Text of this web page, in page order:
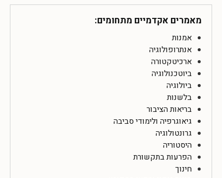
מאמרים אקדמיים מתחומים:
אמנות
אנתרופולוגיה
ארכיטקטורה
ביוטכנולוגיה
ביולוגיה
בלשנות
בריאות הציבור
גיאוגרפיה ולימודי סביבה
גרונטולוגיה
היסטוריה
הפרעות בתקשורת
חינוך